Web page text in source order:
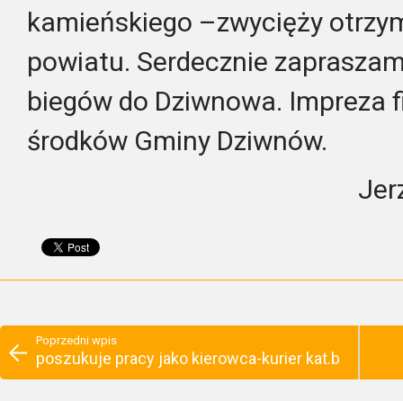
kamieńskiego –zwycięży
powiatu. Serdecznie
biegów do Dziwnowa. Impreza
środków Gminy Dziwnów.
Poprzedni wpis
poszukuje pracy jako kierowca-kurier kat.b